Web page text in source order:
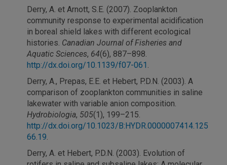
Derry, A. et Arnott, S.E. (2007). Zooplankton
community response to experimental acidification
in boreal shield lakes with different ecological
histories. Canadian Journal of Fisheries and
Aquatic Sciences, 64(6), 887–898.
http://dx.doi.org/10.1139/f07-061 .
Derry, A., Prepas, E.E. et Hebert, P.D.N. (2003). A
comparison of zooplankton communities in saline
lakewater with variable anion composition.
Hydrobiologia, 505(1), 199–215.
http://dx.doi.org/10.1023/B:HYDR.0000007414.125
66.19.
Derry, A. et Hebert, P.D.N. (2003). Evolution of